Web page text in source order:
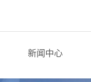
新闻中心